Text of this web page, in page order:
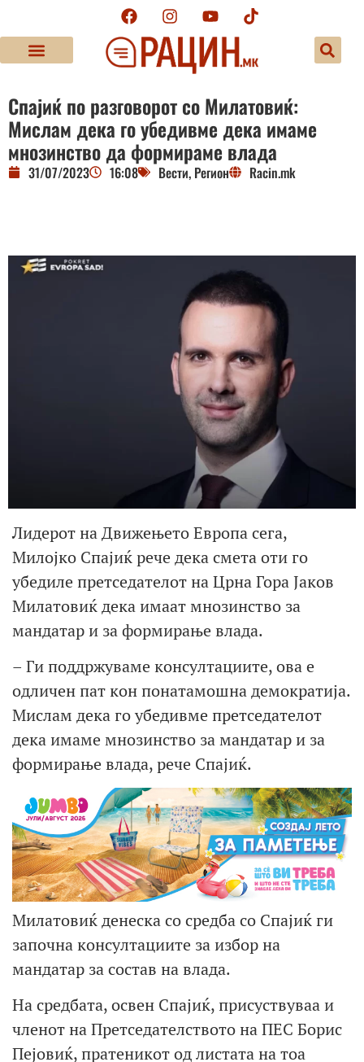
Спајиќ по разговорот со Милатовиќ:
Мислам дека го убедивме дека имаме
мнозинство да формираме влада
31/07/2023 16:08 Вести, Регион Racin.mk
Лидерот на Движењето Европа сега,
Милојко Спајиќ рече дека смета оти го
убедиле претседателот на Црна Гора Јаков
Милатовиќ дека имаат мнозинство за
мандатар и за формирање влада.
– Ги поддржуваме консултациите, ова е
одличен пат кон понатамошна демократија.
Мислам дека го убедивме претседателот
дека имаме мнозинство за мандатар и за
формирање влада, рече Спајиќ.
Милатовиќ денеска со средба со Спајиќ ги
започна консултациите за избор на
мандатар за состав на влада.
На средбата, освен Спајиќ, присуствуваа и
членот на Претседателството на ПЕС Борис
Пејовиќ, пратеникот од листата на тоа